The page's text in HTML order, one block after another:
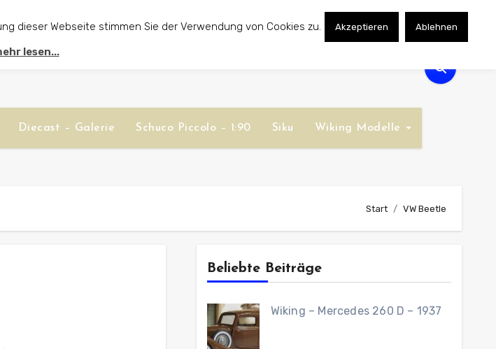
Diecast – Galerie Schuco Piccolo – 1:90 Siku Wiking Modelle
Start VW Beetle
Beliebte Beiträge
Wiking – Mercedes 260 D – 1937
dieser Webseite stimmen Sie der Verwendung von Cookies zu. Akzeptieren Ablehnen
lesen...